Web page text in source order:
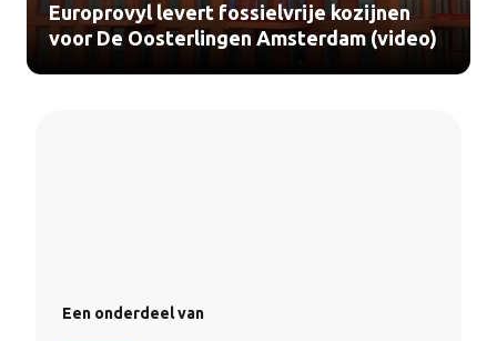
Europrovyl levert fossielvrije kozijnen
voor De Oosterlingen Amsterdam (video)
Een onderdeel van